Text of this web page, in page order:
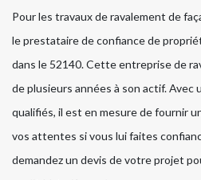
Pour les travaux de ravalement de
le prestataire de confiance de
dans le 52140. Cette entreprise de
de plusieurs années à son actif. Avec
qualifiés, il est en mesure de fournir
vos attentes si vous lui faites
demandez un devis de votre projet